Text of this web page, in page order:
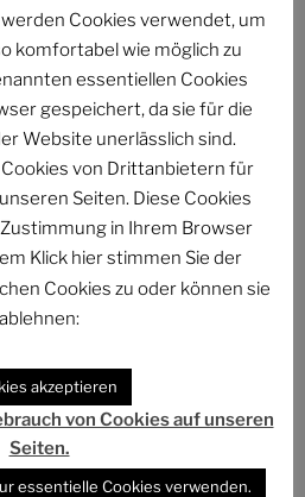
FUTUR IMPERATIV
PROJEKT – Hinein, hindurch
Buchhandlung geht rechtlich
des
The Last Laugh Syndicate –
Cookies verwendet, um
komfortabel wie möglich zu
essentiellen Cookies
gespeichert, da sie für die
Website unerlässlich sind.
von Drittanbietern für
Seiten. Diese Cookies
in Ihrem Browser
Klick hier stimmen Sie der
Cookies zu oder können sie
ablehnen:
akzeptieren
von Cookies auf unseren
Seiten.
essentielle Cookies verwenden.